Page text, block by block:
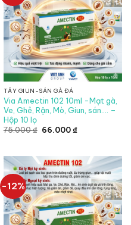
TẨY GIUN-SÁN GÀ ĐÁ
Via Amectin 102 10ml -Mạt gà,
Ve, Ghẻ, Rận, Mò, Giun, sán…. –
Hộp 10 lọ
75.000₫ Giá
66.000₫Giá
66.000 ₫.
-12%